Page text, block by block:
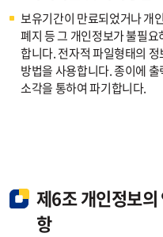
보유기간이 만료되었거나 개
폐지 등 그 개인정보가 불필
합니다. 전자적 파일형태의
방법을 사용합니다. 종이에
소각을 통하여 파기합니다.
제6조 개인정보
항